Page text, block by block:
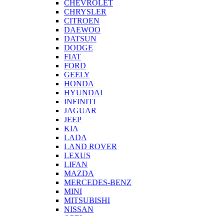
CHEVROLET
CHRYSLER
CITROEN
DAEWOO
DATSUN
DODGE
FIAT
FORD
GEELY
HONDA
HYUNDAI
INFINITI
JAGUAR
JEEP
KIA
LADA
LAND ROVER
LEXUS
LIFAN
MAZDA
MERCEDES-BENZ
MINI
MITSUBISHI
NISSAN